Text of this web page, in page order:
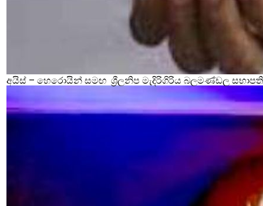
අයිස් – හෙරොයින් සමඟ ශ්‍රීලනිප මැදිරිගිරිය බලමණ්ඩල සභාපති